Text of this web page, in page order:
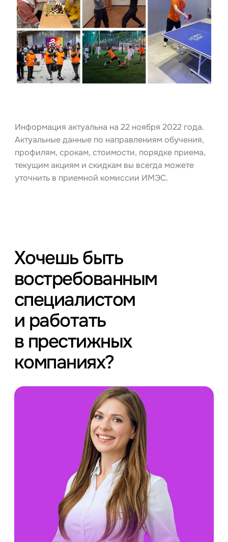
Информация актуальна на 22 ноября 2022 года.
Актуальные данные по направлениям обучения,
профилям, срокам, стоимости, порядке приема,
текущим акциям и скидкам вы всегда можете
уточнить в приемной комиссии ИМЭС.
Хочешь быть
востребованным
специалистом
и работать
в престижных
компаниях?